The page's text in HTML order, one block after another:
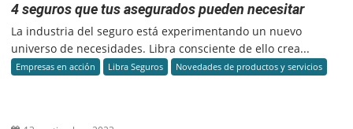
4 seguros que tus asegurados pueden necesitar
La industria del seguro está experimentando un nuevo
universo de necesidades. Libra consciente de ello crea...
Empresas en acción Libra Seguros Novedades de productos y servicios